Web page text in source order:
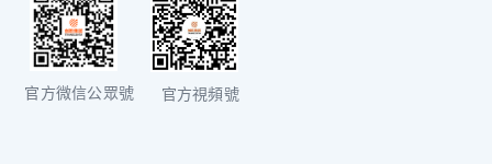
官方微信公眾號 官方視頻號